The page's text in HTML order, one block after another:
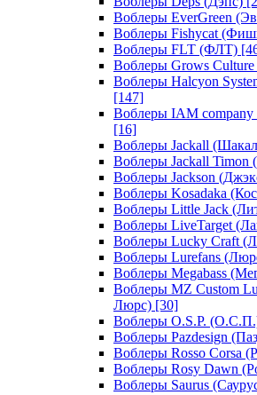
Воблеры EverGreen
Воблеры Fishycat
Воблеры FLT (ФЛТ)
Воблеры Grows Culture
Воблеры Halcyon
[147]
Воблеры IAM
[16]
Воблеры Jackall
Воблеры Jackall
Воблеры Jackson
Воблеры Kosadaka
Воблеры Little Jack
Воблеры LiveTarget
Воблеры Lucky Craft
Воблеры Lurefans
Воблеры Megabass
Воблеры MZ Custom
Люрс) [30]
Воблеры O.S.P.
Воблеры Pazdesign
Воблеры Rosso Corsa
Воблеры Rosy Dawn
Воблеры Saurus